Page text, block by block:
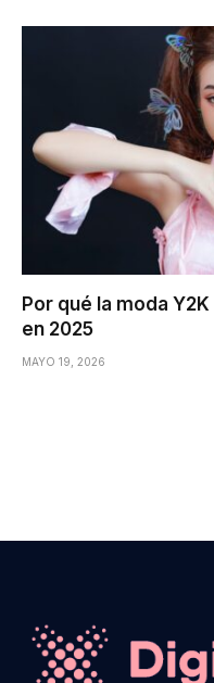
Por qué la moda
en 2025
MAYO 19, 2026